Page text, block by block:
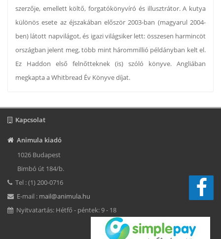
szerzője, emellett költő, forgatókönyvíró és illusztrátor. A kutya
különös esete az éjszakában először 2003-ban (magyarul 2004-
ben) látott napvilágot, és igazi világsiker lett: összesen harmincöt
országban jelent meg, több mint hárommillió példányban kelt el.
Ez Haddon első felnőtteknek (is) szóló könyve. Angliában
megkapta a Whitbread Év Könyve díjat.
Kapcsolat
Animula kiadó
1026 Budapest
Bimbó út 184/b.
Tel : (1) 200-0716
E-mail : mail@animula.hu
Nyitvatartás: Hétfő - péntek: 9 - 18